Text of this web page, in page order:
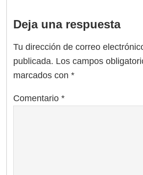
Deja una respuesta
Tu dirección de correo
publicada. Los campos
marcados con*
Comentario*